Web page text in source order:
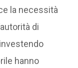
la necessità
di
hanno